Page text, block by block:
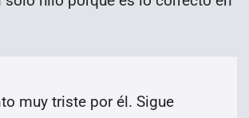
muy triste por él. Sigue